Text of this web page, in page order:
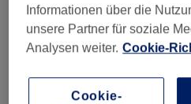
Ambiente
Sauberkeit
Informationen über die
unsere Partner für soziale
Analysen weiter. Cookie-
Cookie-